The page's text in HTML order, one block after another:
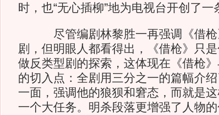
时，也“无心插柳”地为电视台开创了
尽管编剧林黎胜一再强调《借枪
剧，但明眼人都看得出，《借枪》只
做反类型剧的探索，这体现在《借枪
的切入点：全剧用三分之一的篇幅介
一面，强调他的狼狈和窘态，而就是
一个大任务。明杀段落更增强了人物